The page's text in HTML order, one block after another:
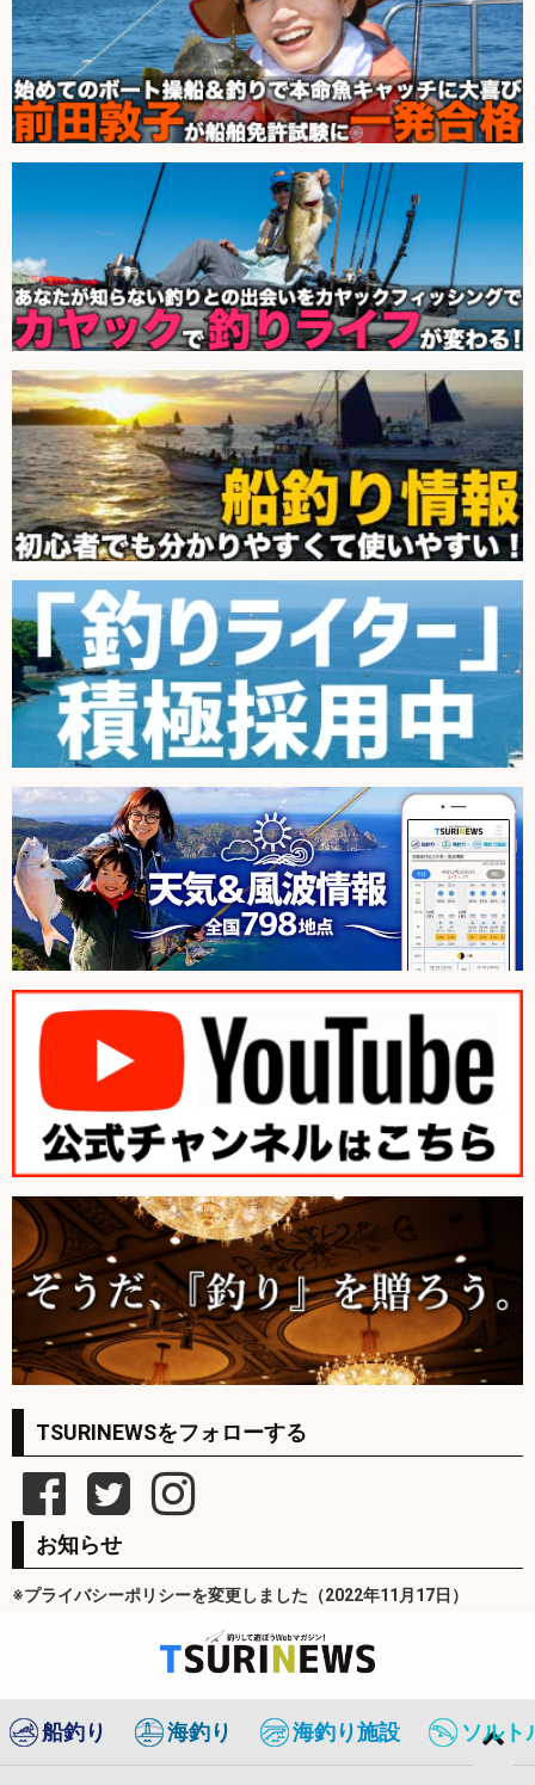
TSURINEWSをフォローする
お知らせ
※プライバシーポリシーを変更しました（2022年11月17日）
船釣り 海釣り 海釣り施設 ソルト